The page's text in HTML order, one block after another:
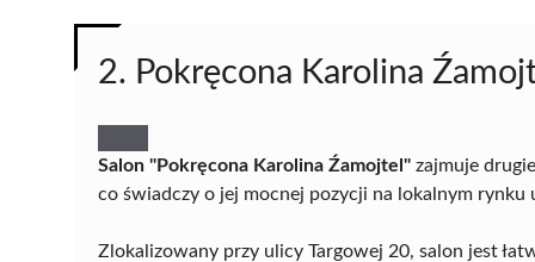
2. Pokręcona Karolina
Salon "Pokręcona Karolina Źamojtel" zajmuje
co świadczy o jej mocnej pozycji na lokalnym rynku
Zlokalizowany przy ulicy Targowej 20, salon jest